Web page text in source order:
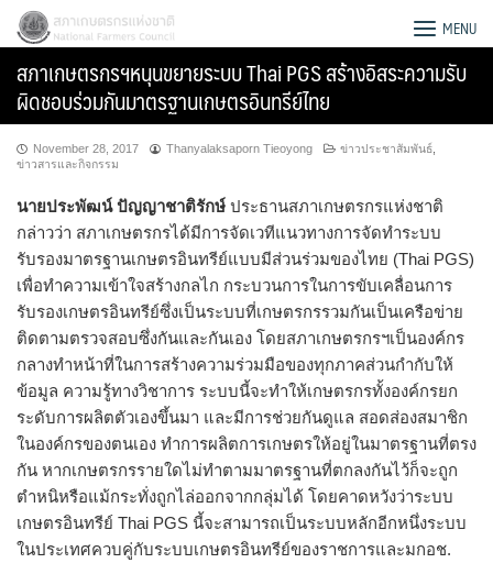
Skip
content
Search
for:
สภาเกษตรกรแห่งชาติ MENU
สภาเกษตรกรฯหนุนขยายระบบ Thai PGS สร้างอิสระความรับ
ผิดชอบร่วมกันมาตรฐานเกษตรอินทรีย์ไทย
November 28, 2017 Thanyalaksaporn Tieoyong ข่าวประชาสัมพันธ์
ข่าวสารและกิจกรรม
นายประพัฒน์ ปัญญาชาติรักษ์ ประธานสภาเกษตรกรแห่งชาติ
กล่าวว่า สภาเกษตรกรได้มีการจัดเวทีแนวทางการจัดทำระบบ
รับรองมาตรฐานเกษตรอินทรีย์แบบมีส่วนร่วมของไทย (Thai PGS)
เพื่อทำความเข้าใจสร้างกลไก กระบวนการในการขับเคลื่อนการ
รับรองเกษตรอินทรีย์ซึ่งเป็นระบบที่เกษตรกรรวมกันเป็นเครือข่าย
ติดตามตรวจสอบซึ่งกันและกันเอง โดยสภาเกษตรกรฯเป็นองค์กร
กลางทำหน้าที่ในการสร้างความร่วมมือของทุกภาคส่วนกำกับให้
ข้อมูล ความรู้ทางวิชาการ ระบบนี้จะทำให้เกษตรกรทั้งองค์กรยก
ระดับการผลิตตัวเองขึ้นมา และมีการช่วยกันดูแล สอดส่องสมาชิก
ในองค์กรของตนเอง ทำการผลิตการเกษตรให้อยู่ในมาตรฐานที่ตรง
กัน หากเกษตรกรรายใดไม่ทำตามมาตรฐานที่ตกลงกันไว้ก็จะถูก
ตำหนิหรือแม้กระทั่งถูกไล่ออกจากกลุ่มได้ โดยคาดหวังว่าระบบ
เกษตรอินทรีย์ Thai PGS นี้จะสามารถเป็นระบบหลักอีกหนึ่งระบบ
ในประเทศควบคู่กับระบบเกษตรอินทรีย์ของราชการและมกอช.